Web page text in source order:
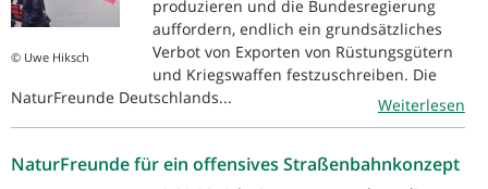
© Uwe Hiksch
produzieren und die Bundesregierung
auffordern, endlich ein grundsätzliches
Verbot von Exporten von Rüstungsgütern
und Kriegswaffen festzuschreiben. Die
NaturFreunde Deutschlands...
Weiterlesen
NaturFreunde für ein offensives Straßenbahnkonzept